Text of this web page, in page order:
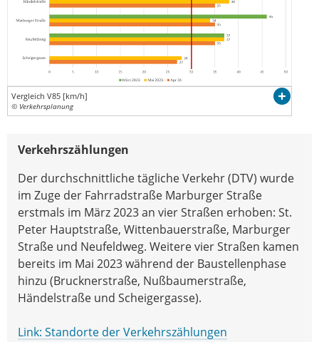
Vergleich V85 [km/h]
© Verkehrsplanung
Verkehrszählungen
Der durchschnittliche tägliche Verkehr (DTV) wurde
im Zuge der Fahrradstraße Marburger Straße
erstmals im März 2023 an vier Straßen erhoben: St.
Peter Hauptstraße, Wittenbauerstraße, Marburger
Straße und Neufeldweg. Weitere vier Straßen kamen
bereits im Mai 2023 während der Baustellenphase
hinzu (Brucknerstraße, Nußbaumerstraße,
Händelstraße und Scheigergasse).
Link: Standorte der Verkehrszählungen